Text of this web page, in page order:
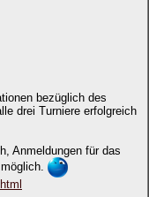
bezüglich des
drei Turniere erfolgreich
Anmeldungen für das